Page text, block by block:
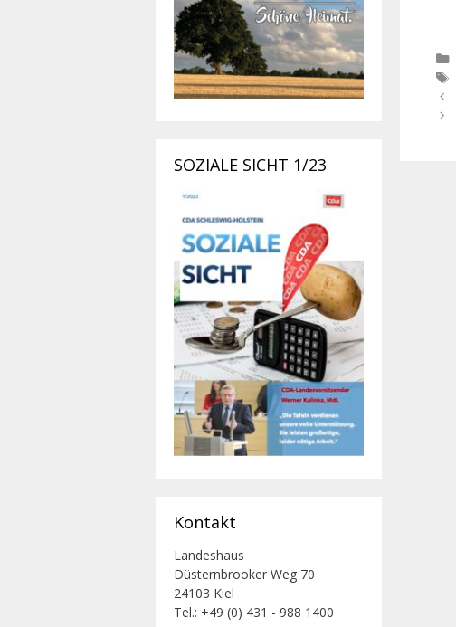
SOZIALE SICHT 1/23
Kontakt
Landeshaus
Düsternbrooker Weg 70
24103 Kiel
Tel.: +49 (0) 431 - 988 1400